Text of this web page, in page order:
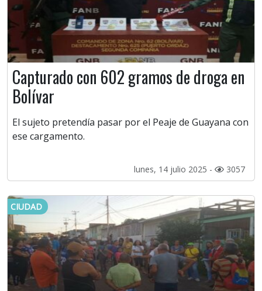
Capturado con 602 gramos de droga en
Bolívar
El sujeto pretendía pasar por el Peaje de Guayana con
ese cargamento.
lunes, 14 julio 2025 - 3057
CIUDAD